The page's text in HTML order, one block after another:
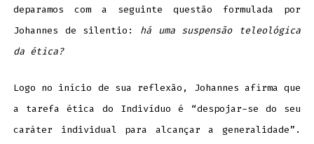
deparamos com a seguinte questão formulada por
Johannes de silentio: há uma suspensão teleológica
da ética?
Logo no início de sua reflexão, Johannes afirma que
a tarefa ética do Indivíduo é “despojar-se do seu
caráter individual para alcançar a generalidade”.